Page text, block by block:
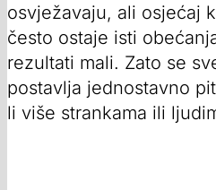
osvježavaju, ali osjećaj
često ostaje isti
rezultati mali. Zato se
postavlja jednostavno
li više strankama ili